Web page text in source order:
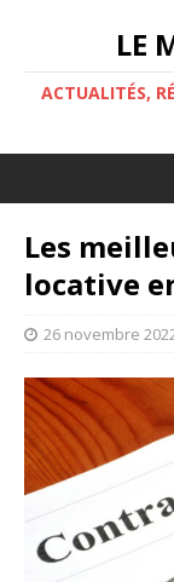
LE
ACTUALITÉS,
Les
locative
26 novembre